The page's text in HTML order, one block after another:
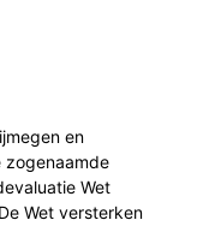
en
zogenaamde
Wet
Wet versterken